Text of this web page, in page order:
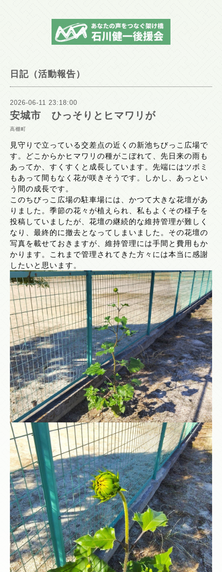
日記（活動報告）
2026-06-11 23:18:00
安城市 ひっそりとヒマワリが
高棚町
見守りで立っている交差点の近くの新池ちびっこ広場で
す。どこからかヒマワリの種がこぼれて、先日来の雨も
あってか、すくすくと成長しています。先端にはツボミ
もあって間もなく花が咲きそうです。しかし、あっとい
う間の成長です。
このちびっこ広場の駐車場には、かつて大きな花壇があ
りました。季節の花々が植えられ、私もよくその様子を
投稿していましたが、花壇の継続的な維持管理が難しく
なり、最終的に撤去となってしまいました。その花壇の
写真を載せておきますが、維持管理には手間と費用もか
かります。これまで管理されてきた方々には本当に感謝
したいと思います。